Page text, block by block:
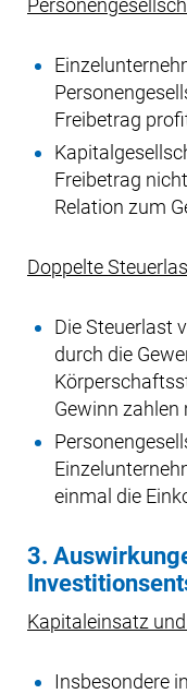
Freibetrag
Freibetrag
Relation zum
Doppelte
Die Steuerlast
durch die
Gewinn zahlen
einmal die
3.
Kapitaleinsatz
Insbesondere